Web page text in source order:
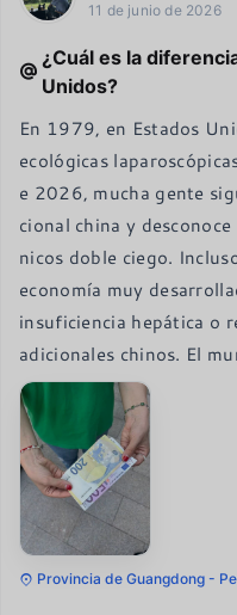
11 de junio de 2026
¿Cuál es la
Unidos?
En 1979, en Estados
ecológicas
e 2026, mucha gente
cional china y
nicos doble ciego.
economía muy
insuficiencia hepática o
adicionales chinos. El
Provincia de Guangdong -